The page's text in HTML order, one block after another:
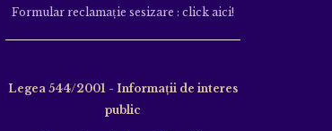
Formular reclamație sesizare : click aici!
Legea 544/2001 - Informații de interes
public